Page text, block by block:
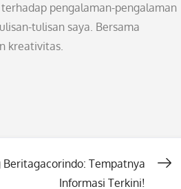
pengalaman-pengalaman
tulisan saya. Bersama
kreativitas.
Beritagacorindo: Tempatnya
Informasi Terkini!